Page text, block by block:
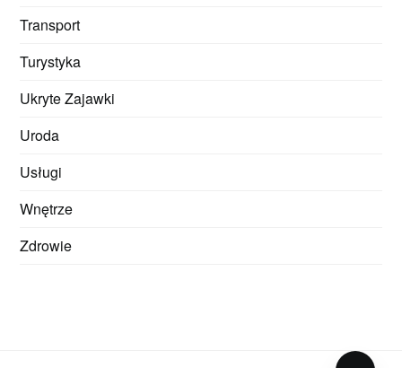
Transport
Turystyka
Ukryte Zajawki
Uroda
Usługi
Wnętrze
Zdrowie